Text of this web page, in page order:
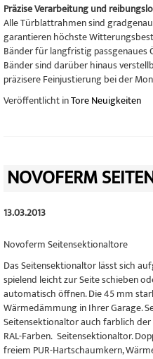
Präzise Verarbeitung und
Alle Türblattrahmen sind
garantieren höchste
Bänder für langfristig passgenaues
Bänder sind darüber hinaus
präzisere Feinjustierung bei der
Veröffentlicht inTore Neuigkeiten
NOVOFERM
13.03.2013
Novoferm Seitensektionaltore
Das Seitensektionaltor lässt sich
spielend leicht zur Seite schieben
automatisch öffnen. Die 45 mm
Wärmedämmung in Ihrer Garage.
Seitensektionaltor auch farblich der
RAL-Farben. Seitensektionaltor.
freiem PUR-Hartschaumkern,